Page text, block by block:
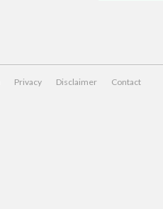
Privacy Disclaimer Contact